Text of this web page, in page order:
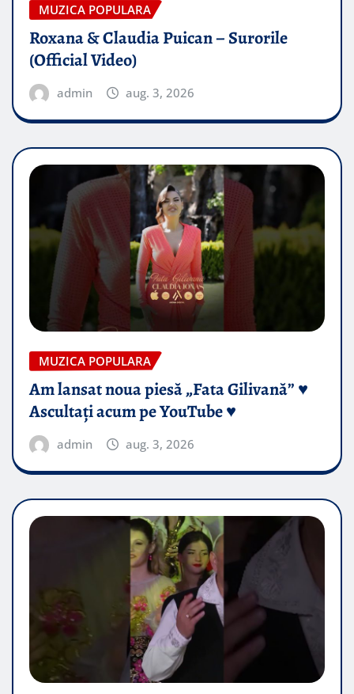
MUZICA POPULARA
Roxana & Claudia Puican – Surorile
(Official Video)
admin aug. 3, 2026
MUZICA POPULARA
Am lansat noua piesă „Fata Gilivană” ♥️
Ascultați acum pe YouTube ♥️
admin aug. 3, 2026